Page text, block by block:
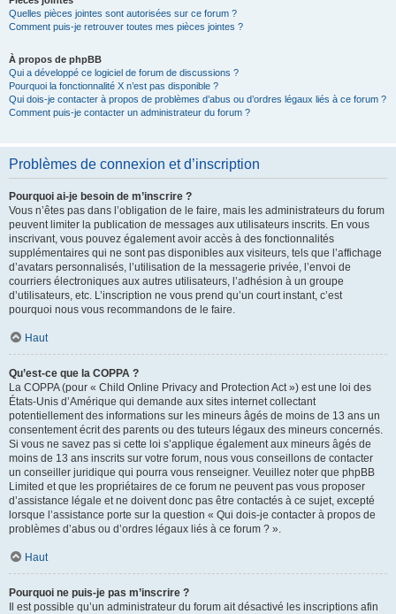
Quelles pièces jointes sont autorisées sur ce forum ?
Comment puis-je retrouver toutes mes pièces jointes ?
À propos de phpBB
Qui a développé ce logiciel de forum de discussions ?
Pourquoi la fonctionnalité X n’est pas disponible ?
Qui dois-je contacter à propos de problèmes d’abus ou d’ordres légaux liés à ce forum ?
Comment puis-je contacter un administrateur du forum ?
Problèmes de connexion et d’inscription
Pourquoi ai-je besoin de m’inscrire ?
Vous n’êtes pas dans l’obligation de le faire, mais les administrateurs du forum
peuvent limiter la publication de messages aux utilisateurs inscrits. En vous
inscrivant, vous pouvez également avoir accès à des fonctionnalités
supplémentaires qui ne sont pas disponibles aux visiteurs, tels que l’affichage
d’avatars personnalisés, l’utilisation de la messagerie privée, l’envoi de
courriers électroniques aux autres utilisateurs, l’adhésion à un groupe
d’utilisateurs, etc. L’inscription ne vous prend qu’un court instant, c’est
pourquoi nous vous recommandons de le faire.
Haut
Qu’est-ce que la COPPA ?
La COPPA (pour « Child Online Privacy and Protection Act ») est une loi des
États-Unis d’Amérique qui demande aux sites internet collectant
potentiellement des informations sur les mineurs âgés de moins de 13 ans un
consentement écrit des parents ou des tuteurs légaux des mineurs concernés.
Si vous ne savez pas si cette loi s’applique également aux mineurs âgés de
moins de 13 ans inscrits sur votre forum, nous vous conseillons de contacter
un conseiller juridique qui pourra vous renseigner. Veuillez noter que phpBB
Limited et que les propriétaires de ce forum ne peuvent pas vous proposer
d’assistance légale et ne doivent donc pas être contactés à ce sujet, excepté
lorsque l’assistance porte sur la question « Qui dois-je contacter à propos de
problèmes d’abus ou d’ordres légaux liés à ce forum ? ».
Haut
Pourquoi ne puis-je pas m’inscrire ?
Il est possible qu’un administrateur du forum ait désactivé les inscriptions afin